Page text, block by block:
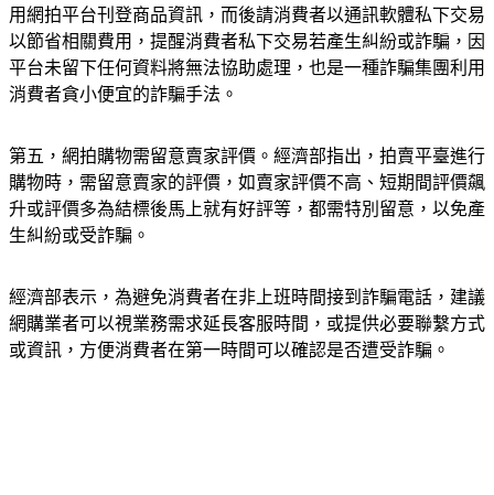
用網拍平台刊登商品資訊，而後請消費者以通訊軟體私下交易
以節省相關費用，提醒消費者私下交易若產生糾紛或詐騙，因
平台未留下任何資料將無法協助處理，也是一種詐騙集團利用
消費者貪小便宜的詐騙手法。
第五，網拍購物需留意賣家評價。經濟部指出，拍賣平臺進行
購物時，需留意賣家的評價，如賣家評價不高、短期間評價飆
升或評價多為結標後馬上就有好評等，都需特別留意，以免產
生糾紛或受詐騙。
經濟部表示，為避免消費者在非上班時間接到詐騙電話，建議
網購業者可以視業務需求延長客服時間，或提供必要聯繫方式
或資訊，方便消費者在第一時間可以確認是否遭受詐騙。